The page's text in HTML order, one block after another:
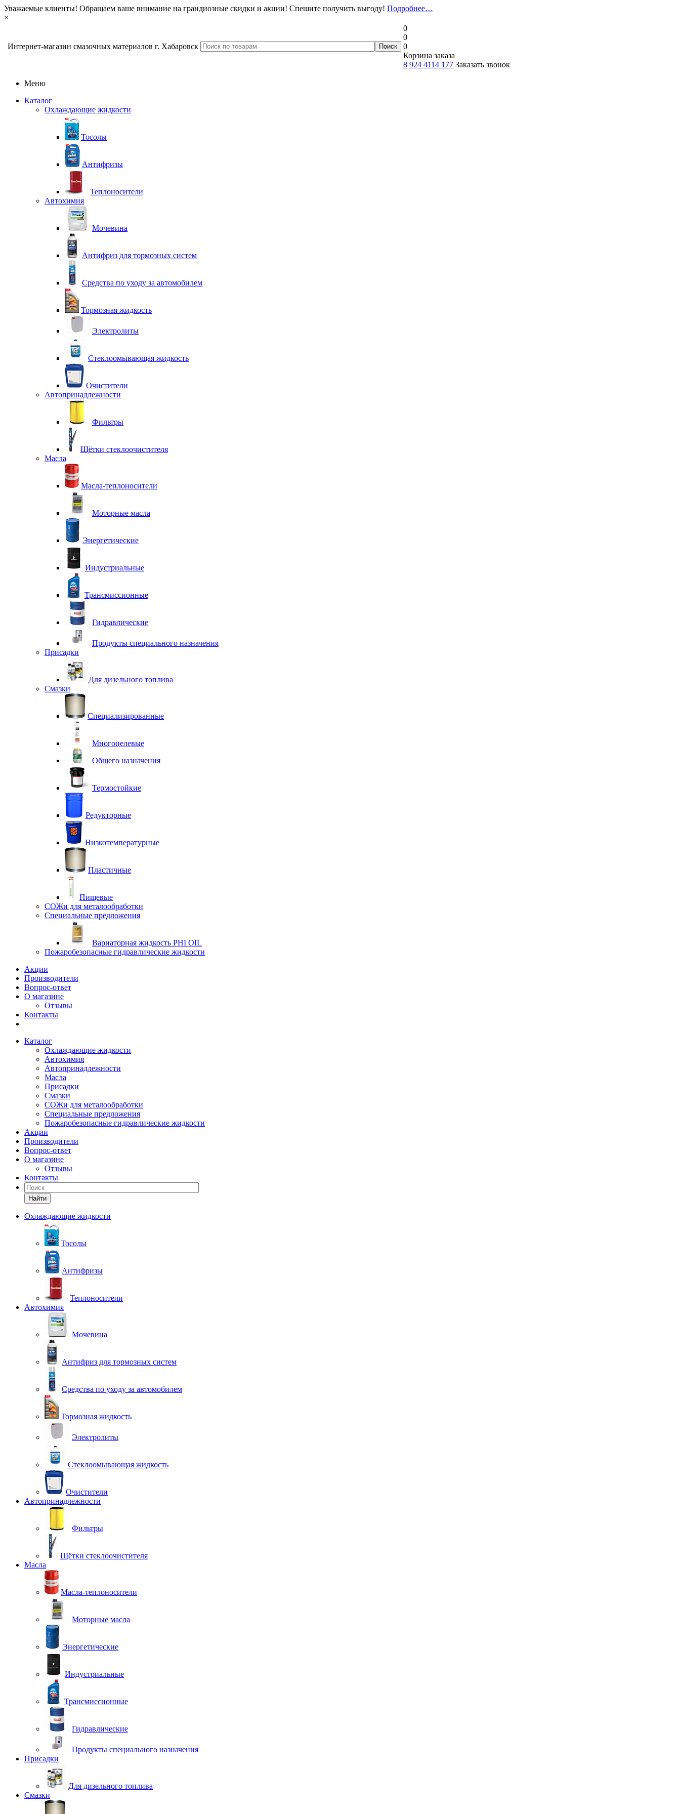
Уважаемые клиенты! Обращаем ваше внимание на грандиозные скидки и акции! Спешите получить выгоду! Подробнее…
×
Интернет-магазин смазочных материалов г. Хабаровск
0
0
0
Корзина заказа
8 924 4114 177 Заказать звонок
Меню
Каталог
Охлаждающие жидкости
Тосолы
Антифризы
Теплоносители
Автохимия
Мочевина
Антифриз для тормозных систем
Средства по уходу за автомобилем
Тормозная жидкость
Электролиты
Стеклоомывающая жидкость
Очистители
Автопринадлежности
Фильтры
Щётки стеклоочистителя
Масла
Масла-теплоносители
Моторные масла
Энергетические
Индустриальные
Трансмиссионные
Гидравлические
Продукты специального назначения
Присадки
Для дизельного топлива
Смазки
Специализированные
Многоцелевые
Общего назначения
Термостойкие
Редукторные
Низкотемпературные
Пластичные
Пищевые
СОЖи для металообработки
Специальные предложения
Вариаторная жидкость PHI OIL
Пожаробезопасные гидравлические жидкости
Акции
Производители
Вопрос-ответ
О магазине
Отзывы
Контакты
Каталог
Охлаждающие жидкости
Автохимия
Автопринадлежности
Масла
Присадки
Смазки
СОЖи для металообработки
Специальные предложения
Пожаробезопасные гидравлические жидкости
Акции
Производители
Вопрос-ответ
О магазине
Отзывы
Контакты
Найти
Охлаждающие жидкости
Тосолы
Антифризы
Теплоносители
Автохимия
Мочевина
Антифриз для тормозных систем
Средства по уходу за автомобилем
Тормозная жидкость
Электролиты
Стеклоомывающая жидкость
Очистители
Автопринадлежности
Фильтры
Щётки стеклоочистителя
Масла
Масла-теплоносители
Моторные масла
Энергетические
Индустриальные
Трансмиссионные
Гидравлические
Продукты специального назначения
Присадки
Для дизельного топлива
Смазки